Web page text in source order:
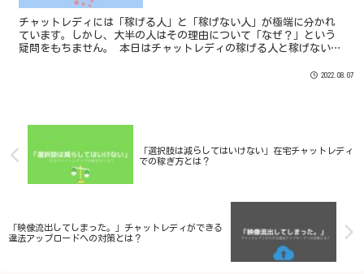
チャットレディには「稼げる人」と「稼げない人」が極端に分かれ
ています。しかし、大半の人はその理由について「なぜ？」という
疑問をもちません。 本日はチャットレディの稼げる人と稼げない人
2022.08.07
「選択肢は減らしてはいけない」在宅チャットレディ
での稼ぎ方とは？
「映像流出してしまった。」チャットレディができる
違法アップロードへの対策とは？